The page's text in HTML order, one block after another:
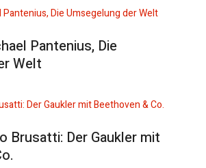
Pantenius, Die
Welt
Brusatti: Der Gaukler mit